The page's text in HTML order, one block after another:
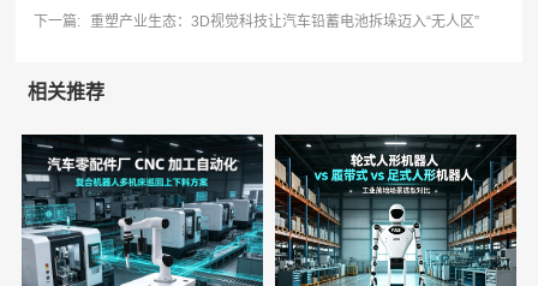
下一篇: 重塑产业生态：3D视觉科技让汽车铅蓄电池拆垛迈入“无人区”
相关推荐